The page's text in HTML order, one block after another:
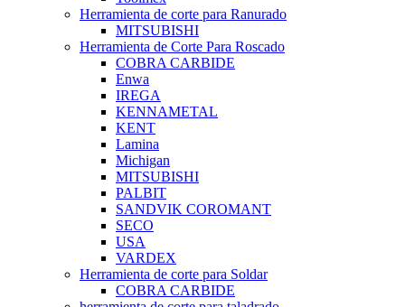
Herramienta de corte para Ranurado
MITSUBISHI
Herramienta de Corte Para Roscado
COBRA CARBIDE
Enwa
IREGA
KENNAMETAL
KENT
Lamina
Michigan
MITSUBISHI
PALBIT
SANDVIK COROMANT
SECO
USA
VARDEX
Herramienta de corte para Soldar
COBRA CARBIDE